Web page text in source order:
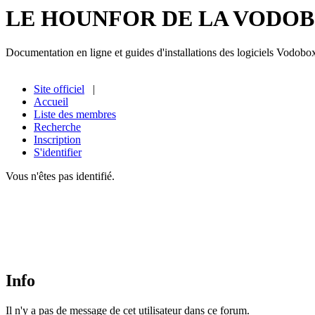
LE HOUNFOR DE LA
Documentation en ligne et guides d'installations des logiciels
Site officiel |
Accueil
Liste des membres
Recherche
Inscription
S'identifier
Vous n'êtes pas identifié.
Info
Il n'y a pas de message de cet utilisateur dans ce forum.